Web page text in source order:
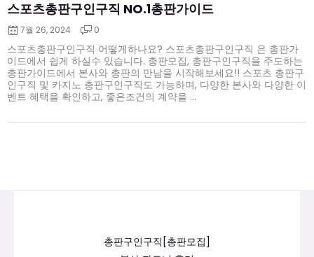
스포츠총판구인구직 NO.1총판가이드
7월 26, 2024 0
스포츠총판구인구직 어떻게하나요? 스포츠총판구인구직 은 총판가
이드에서 쉽게 하실수 있습니다. 총판모집, 총판구인구직을 주도하는
총판가이드에서 본사와 총판의 만남을 시작해보세요!! 스포츠 총판구
인구직 및 카지노 총판구인구직도 가능하며, 다양한 본사와 다양한 이
벤트 혜택을 확인하고, 좋은조건의 계약을 ...
총판구인구직[총판모집]